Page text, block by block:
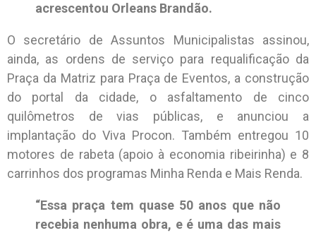
acrescentou Orleans Brandão.
O secretário de Assuntos Municipalistas assinou,
ainda, as ordens de serviço para requalificação da
Praça da Matriz para Praça de Eventos, a construção
do portal da cidade, o asfaltamento de cinco
quilômetros de vias públicas, e anunciou a
implantação do Viva Procon. Também entregou 10
motores de rabeta (apoio à economia ribeirinha) e 8
carrinhos dos programas Minha Renda e Mais Renda.
“Essa praça tem quase 50 anos que não
recebia nenhuma obra, e é uma das mais